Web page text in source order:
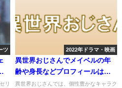
ツ
リ
2022年ドラマ・映画
異世界おじさんでメイベルの年
齢や身長などプロフィールは？
声優は？
異世界おじさんでは、個性豊かなキャラク